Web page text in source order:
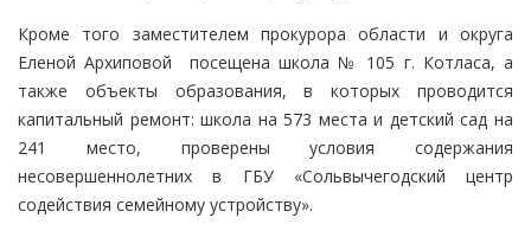
Кроме того заместителем прокурора области и округа
Еленой Архиповой посещена школа № 105 г. Котласа, а
также объекты образования, в которых проводится
капитальный ремонт: школа на 573 места и детский сад на
241 место, проверены условия содержания
несовершеннолетних в ГБУ «Сольвычегодский центр
содействия семейному устройству».